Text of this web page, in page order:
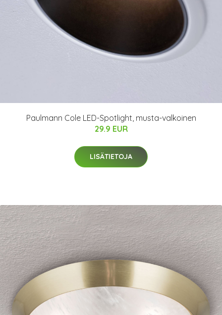
Paulmann Cole LED-Spotlight, musta-valkoinen
29.9 EUR
LISÄTIETOJA